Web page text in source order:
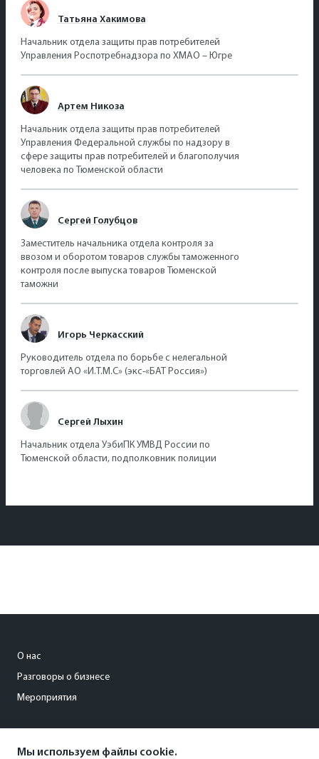
Татьяна Хакимова
Начальник отдела защиты прав потребителей
Управления Роспотребнадзора по ХМАО – Югре
Артем Никоза
Начальник отдела защиты прав потребителей
Управления Федеральной службы по надзору в
сфере защиты прав потребителей и благополучия
человека по Тюменской области
Сергей Голубцов
Заместитель начальника отдела контроля за
ввозом и оборотом товаров службы таможенного
контроля после выпуска товаров Тюменской
таможни
Игорь Черкасский
Руководитель отдела по борьбе с нелегальной
торговлей АО «И.Т.М.С» (экс-«БАТ Россия»)
Сергей Лыхин
Начальник отдела УэбиПК УМВД России по
Тюменской области, подполковник полиции
О нас
Разговоры о бизнесе
Мероприятия
Мы используем файлы cookie.